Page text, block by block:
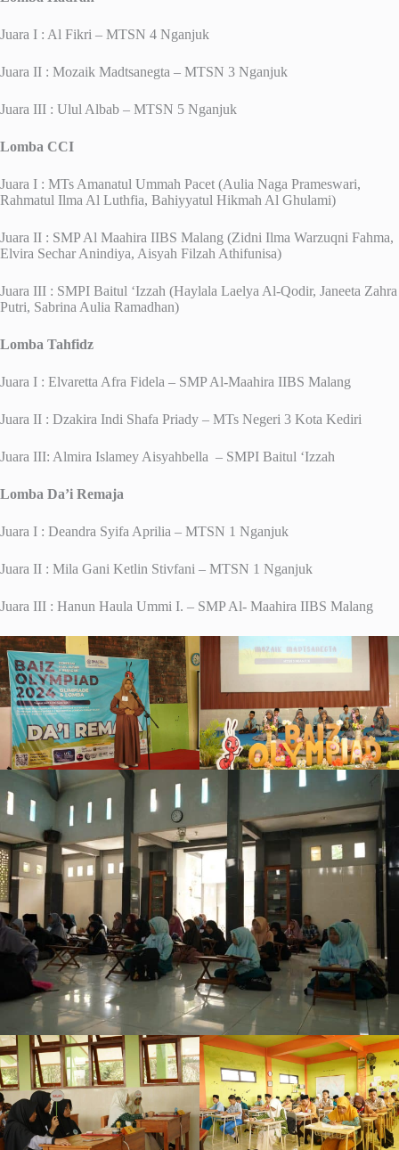
Juara I : Al Fikri – MTSN 4 Nganjuk
Juara II : Mozaik Madtsanegta – MTSN 3 Nganjuk
Juara III : Ulul Albab – MTSN 5 Nganjuk
Lomba CCI
Juara I : MTs Amanatul Ummah Pacet (Aulia Naga Prameswari,
Rahmatul Ilma Al Luthfia, Bahiyyatul Hikmah Al Ghulami)
Juara II : SMP Al Maahira IIBS Malang (Zidni Ilma Warzuqni Fahma,
Elvira Sechar Anindiya, Aisyah Filzah Athifunisa)
Juara III : SMPI Baitul ‘Izzah (Haylala Laelya Al-Qodir, Janeeta Zahra
Putri, Sabrina Aulia Ramadhan)
Lomba Tahfidz
Juara I : Elvaretta Afra Fidela – SMP Al-Maahira IIBS Malang
Juara II : Dzakira Indi Shafa Priady – MTs Negeri 3 Kota Kediri
Juara III: Almira Islamey Aisyahbella – SMPI Baitul ‘Izzah
Lomba Da’i Remaja
Juara I : Deandra Syifa Aprilia – MTSN 1 Nganjuk
Juara II : Mila Gani Ketlin Stivfani – MTSN 1 Nganjuk
Juara III : Hanun Haula Ummi I. – SMP Al- Maahira IIBS Malang